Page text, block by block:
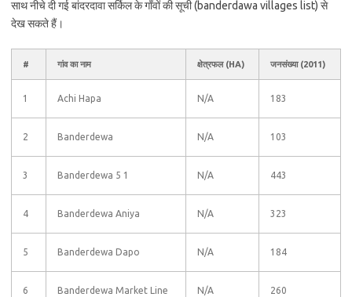
साथ नीचे दी गई बांदरदावा सर्किल के गाँवों की सूची (banderdawa villages list) से
देख सकते हैं।
# गांव का नाम क्षेत्रफल (HA) जनसंख्या (2011)
1 Achi Hapa N/A 183
2 Banderdewa N/A 103
3 Banderdewa 5 1 N/A 443
4 Banderdewa Aniya N/A 323
5 Banderdewa Dapo N/A 184
6 Banderdewa Market Line N/A 260